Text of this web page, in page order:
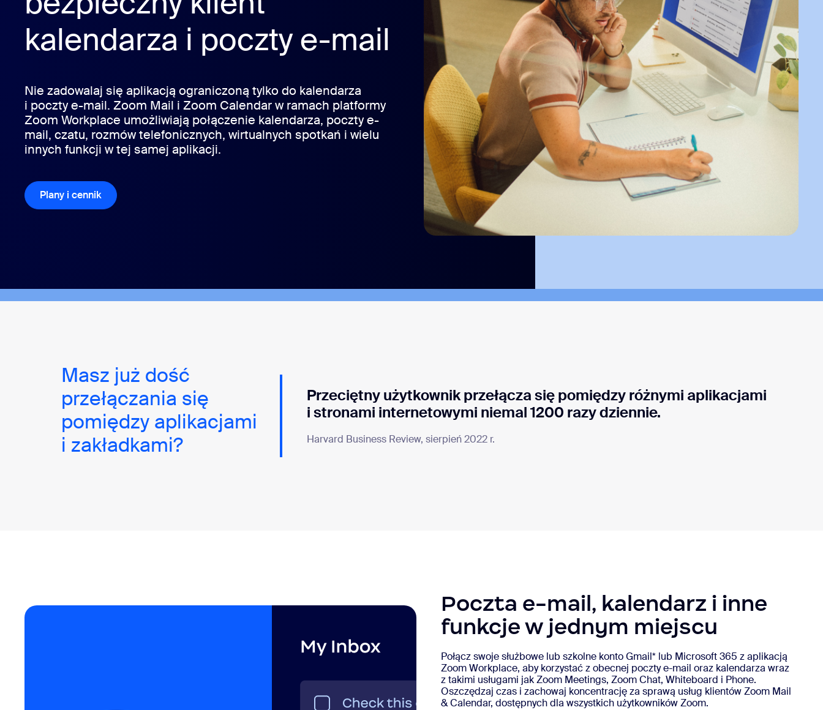
Aplikacje i integracje
Bonsai
Centrum pobierania +1.888.799.9666/+1.888.303.1012
kalendarza i poczty e-mail
Nie zadowalaj się aplikacją ograniczoną tylko do kalendarza
i poczty e-mail. Zoom Mail i Zoom Calendar w ramach platformy
Zoom Workplace umożliwiają połączenie kalendarza, poczty e-
mail, czatu, rozmów telefonicznych, wirtualnych spotkań i wielu
innych funkcji w tej samej aplikacji.
Plany i cennik
Masz już dość
przełączania się
pomiędzy aplikacjami
i zakładkami?
Przeciętny użytkownik przełącza się pomiędzy różnymi aplikacjami
i stronami internetowymi niemal 1200 razy dziennie.
Harvard Business Review, sierpień 2022 r.
Poczta e-mail, kalendarz i inne
funkcje w jednym miejscu
Połącz swoje służbowe lub szkolne konto Gmail* lub Microsoft 365 z aplikacją
Zoom Workplace, aby korzystać z obecnej poczty e-mail oraz kalendarza wraz
z takimi usługami jak Zoom Meetings, Zoom Chat, Whiteboard i Phone.
Oszczędzaj czas i zachowaj koncentrację za sprawą usług klientów Zoom Mail
& Calendar, dostępnych dla wszystkich użytkowników Zoom.